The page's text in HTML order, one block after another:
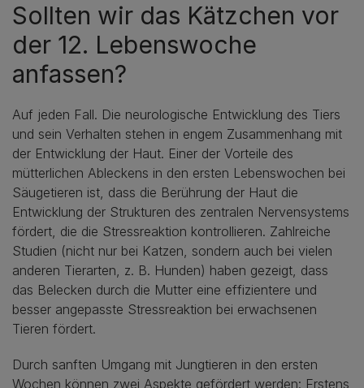
Sollten wir das Kätzchen vor
der 12. Lebenswoche
anfassen?
Auf jeden Fall. Die neurologische Entwicklung des Tiers
und sein Verhalten stehen in engem Zusammenhang mit
der Entwicklung der Haut. Einer der Vorteile des
mütterlichen Ableckens in den ersten Lebenswochen bei
Säugetieren ist, dass die Berührung der Haut die
Entwicklung der Strukturen des zentralen Nervensystems
fördert, die die Stressreaktion kontrollieren. Zahlreiche
Studien (nicht nur bei Katzen, sondern auch bei vielen
anderen Tierarten, z. B. Hunden) haben gezeigt, dass
das Belecken durch die Mutter eine effizientere und
besser angepasste Stressreaktion bei erwachsenen
Tieren fördert.
Durch sanften Umgang mit Jungtieren in den ersten
Wochen können zwei Aspekte gefördert werden: Erstens